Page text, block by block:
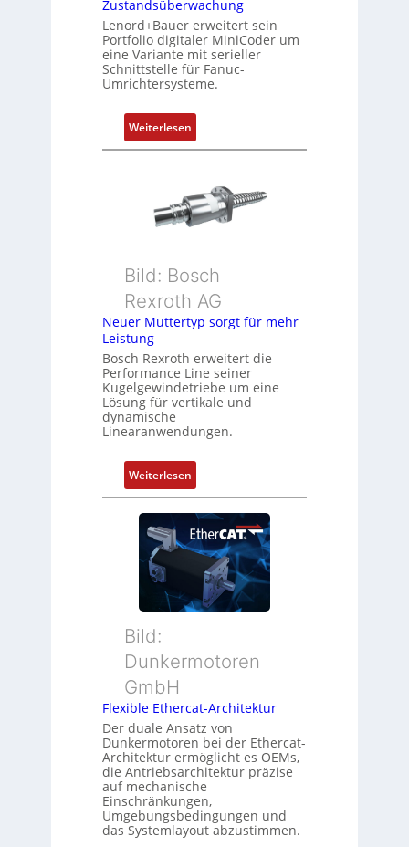
i
e
r
P
o
s
i
o
m
s
u
n
g
n
d
Z
u
s
t
a
s
e
w
a
c
h
u
n
g
Zustandsüberwachung
Lenord+Bauer erweitert sein
Portfolio digitaler MiniCoder um
eine Variante mit serieller
Schnittstelle für Fanuc-
Umrichtersysteme.
Weiterlesen:
D
h
g
e
k
m
b
i
i
r
t
P
o
s
i
s
s
u
n
g
u
n
Bild: Bosch
Rexroth AG
Neuer Muttertyp sorgt für mehr
Leistung
Bosch Rexroth erweitert die
Performance Line seiner
Kugelgewindetriebe um eine
Lösung für vertikale und
dynamische
Linearanwendungen.
Weiterlesen:
N
e
u
e
u
e
t
y
p
s
o
r
g
t
Bild:
Dunkermotoren
GmbH
Flexible Ethercat-Architektur
Der duale Ansatz von
Dunkermotoren bei der Ethercat-
Architektur ermöglicht es OEMs,
die Antriebsarchitektur präzise
auf mechanische
Einschränkungen,
Umgebungsbedingungen und
das Systemlayout abzustimmen.